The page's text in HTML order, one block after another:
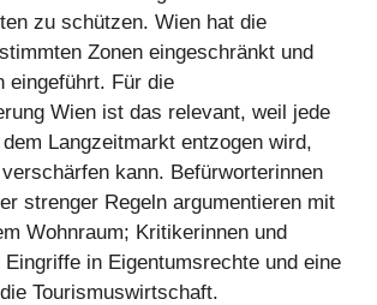
zu schützen. Wien hat die
Zonen eingeschränkt und
eingeführt. Für die
Wien ist das relevant, weil jede
Langzeitmarkt entzogen wird,
kann. Befürworterinnen
strenger Regeln argumentieren mit
Wohnraum; Kritikerinnen und
in Eigentumsrechte und eine
Tourismuswirtschaft.